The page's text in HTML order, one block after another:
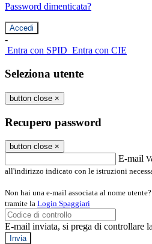
Password dimenticata?
-
Entra con SPID Entra con CIE
Seleziona utente
button close ×
Recupero password
button close ×
E-mail
all'indirizzo indicato con le istruzioni
Non hai una e-mail associata al nome
tramite la Login Spaggiari
E-mail inviata, si prega di controllare